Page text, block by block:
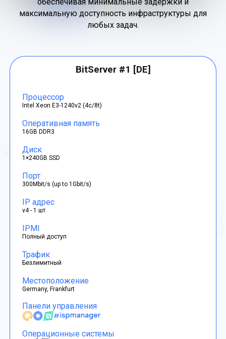
максимальную доступность инфраструктуры для
любых задач.
BitServer #1 [DE]
Процессор
Intel Xeon E3-1240v2 (4c/8t)
Оперативная память
16GB DDR3
Диск
1×240GB SSD
Порт
300Mbit/s (up to 1Gbit/s)
IP адрес
v4 - 1 шт.
IPMI
Полный доступ
Трафик
Безлимитный
Местоположение
Germany, Frankfurt
Панели управления
Операционные системы